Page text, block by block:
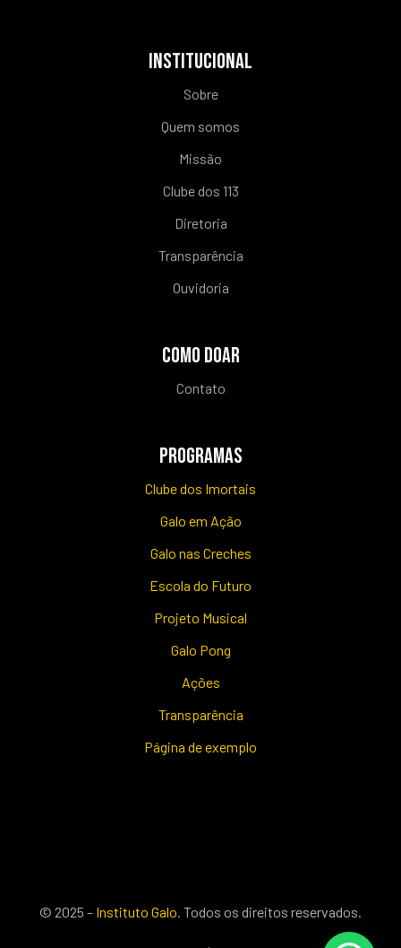
INSTITUCIONAL
Sobre
Quem somos
Missão
Clube dos 113
Diretoria
Transparência
Ouvidoria
COMO DOAR
Contato
PROGRAMAS
Clube dos Imortais
Galo em Ação
Galo nas Creches
Escola do Futuro
Projeto Musical
Galo Pong
Ações
Transparência
Página de exemplo
© 2025 – Instituto Galo. Todos os direitos reservados.